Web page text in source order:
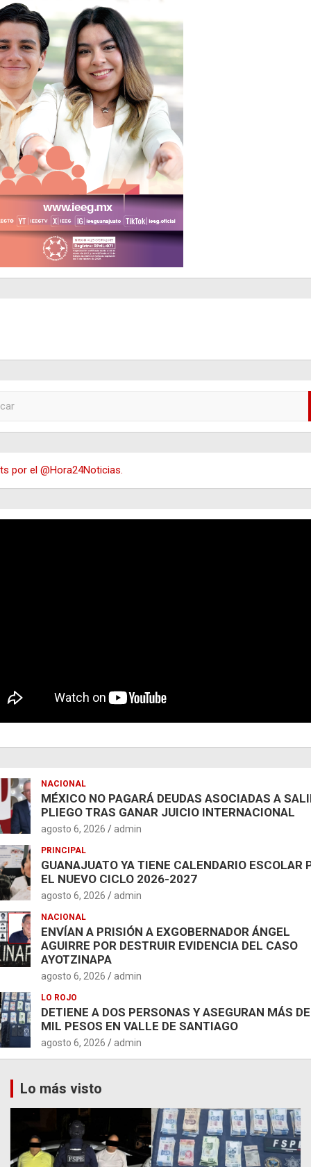
por el @Hora24Noticias.
NACIONAL
MÉXICO NO PAGARÁ DEUDAS ASOCIADAS A
PLIEGO TRAS GANAR JUICIO INTERNACIONAL
agosto 6, 2026 admin
PRINCIPAL
GUANAJUATO YA TIENE CALENDARIO ESCOLAR
EL NUEVO CICLO 2026-2027
agosto 6, 2026 admin
NACIONAL
ENVÍAN A PRISIÓN A EXGOBERNADOR ÁNGEL
AGUIRRE POR DESTRUIR EVIDENCIA DEL CASO
AYOTZINAPA
agosto 6, 2026 admin
LO ROJO
DETIENE A DOS PERSONAS Y ASEGURAN MÁS
MIL PESOS EN VALLE DE SANTIAGO
agosto 6, 2026 admin
Lo más visto